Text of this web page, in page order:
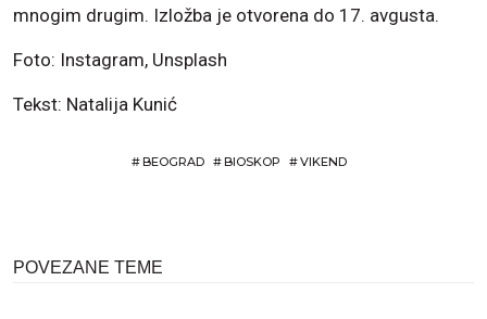
mnogim drugim. Izložba je otvorena do 17. avgusta.
Foto: Instagram, Unsplash
Tekst: Natalija Kunić
#BEOGRAD #BIOSKOP #VIKEND
POVEZANE TEME